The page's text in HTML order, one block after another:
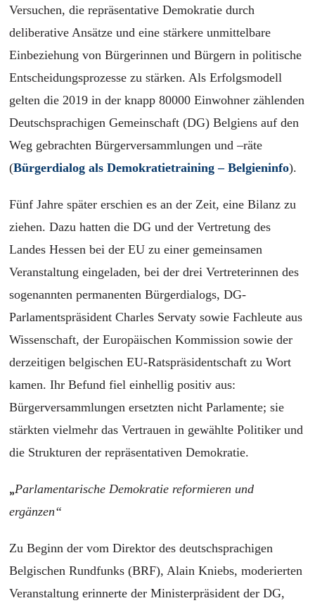
Versuchen, die repräsentative Demokratie durch
deliberative Ansätze und eine stärkere unmittelbare
Einbeziehung von Bürgerinnen und Bürgern in politische
Entscheidungsprozesse zu stärken. Als Erfolgsmodell
gelten die 2019 in der knapp 80000 Einwohner zählenden
Deutschsprachigen Gemeinschaft (DG) Belgiens auf den
Weg gebrachten Bürgerversammlungen und –räte
(Bürgerdialog als Demokratietraining – Belgieninfo).
Fünf Jahre später erschien es an der Zeit, eine Bilanz zu
ziehen. Dazu hatten die DG und der Vertretung des
Landes Hessen bei der EU zu einer gemeinsamen
Veranstaltung eingeladen, bei der drei Vertreterinnen des
sogenannten permanenten Bürgerdialogs, DG-
Parlamentspräsident Charles Servaty sowie Fachleute aus
Wissenschaft, der Europäischen Kommission sowie der
derzeitigen belgischen EU-Ratspräsidentschaft zu Wort
kamen. Ihr Befund fiel einhellig positiv aus:
Bürgerversammlungen ersetzten nicht Parlamente; sie
stärkten vielmehr das Vertrauen in gewählte Politiker und
die Strukturen der repräsentativen Demokratie.
„Parlamentarische Demokratie reformieren und
ergänzen“
Zu Beginn der vom Direktor des deutschsprachigen
Belgischen Rundfunks (BRF), Alain Kniebs, moderierten
Veranstaltung erinnerte der Ministerpräsident der DG,